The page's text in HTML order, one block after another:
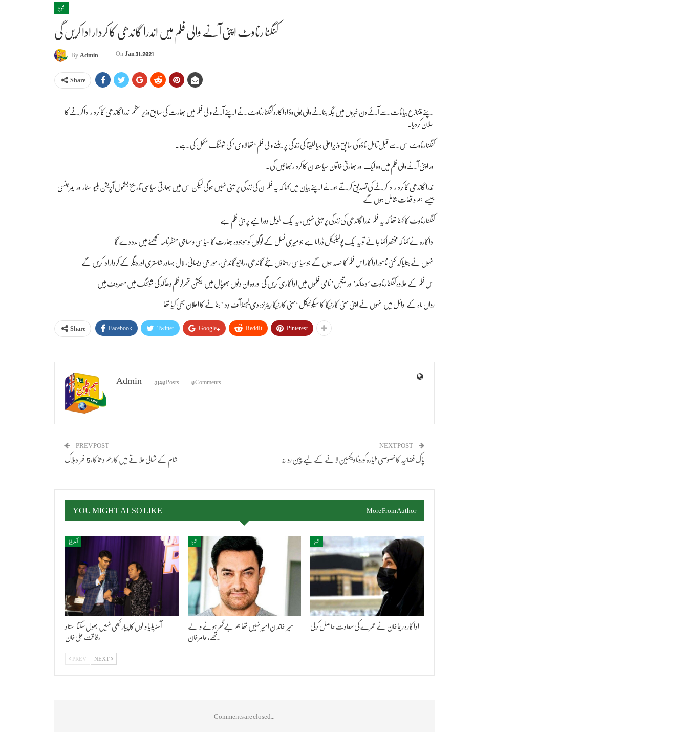
شوبز
کنگنا رناوٹ اپنی آنے والی فلم میں اندرا گاندھی کا کردار ادا کریں گی
ByAdmin OnJan 31, 2021
Share
اپنے متنازع بیانات سے آئے دن خبروں میں جگہ بنانے والی بولی وڈ اداکارہ کنگنا رناوٹ نے اپنے آنے والی فلم میں بھارت کی سابق وزیراعظم اندرا گاندھی کا کردار ادا کرنے کا
اعلان کردیا۔
کنگنا رناوٹ اس سے قبل تامل ناڈو کی سابق وزیراعلیٰ جیا للیتا کی زندگی پر بننے والی فلم ‘تھالاوی’ کی شوٹنگ مکمل کی ہے۔
اور اپنی آنے والی فلم میں وہ ایک اور بھارتی خاتون سیاستدان کا کردار نبھائیں گی۔
اندرا گاندھی کا کردار ادا کرنے کی تصدیق کرتے ہوئے اپنے بیان میں کہا کہ یہ فلم ان کی زندگی پر مبنی نہیں ہوگی لیکن اس میں بھارتی سیاسی تاریخ بشمول آپریشن بلیو اسٹار اور ایمرجنسی
جیسے اہم واقعات شامل ہوں گے۔
کنگنا رناوٹ کا کہنا تھا کہ یہ فلم اندرا گاندھی کی زندگی پر مبنی نہیں، یہ ایک طویل دورانیے پر بنی فلم ہے۔
اداکارہ نے کہا کہ مختصراً کہا جائے تو یہ ایک پولیٹیکل ڈراما ہے جو میری نسل کے لوگوں کو موجودہ بھارت کا سیاسی و سماجی منظرنامہ سمجھنے میں مدد دے گا۔
انہوں نے بتایا کہ کئی نامور اداکار اس فلم کا حصہ ہوں گے جو سیاسی رہنماؤں سنجے گاندھی، راجیو گاندھی، موراجی دیسائی، لال بہادر شاستری اور دیگر کے کردار ادا کریں گے۔
اس فلم کے علاوہ کنگنا رناوت ‘دھاکد’ اور ‘تیجس’ نامی فلموں میں اداکاری کریں گی اور وہ ان دنوں بھوپال میں ایکشن تھرلر فلم دھاکد کی شوٹنگ میں مصروف ہیں۔
رواں ماہ کے اوائل میں انہوں نے اپنی منی کارنیکا کا سیکوئیکل ‘منی کارنیکا ریٹرنز: دی لیجنڈ آف دِدا’ بنانے کا اعلان بھی کیا تھا۔
Share Facebook Twitter Google+ ReddIt Pinterest
Admin 3140 Posts 0 Comments
PREV POST
شام کے شمالی علاقے میں کار بم دھماکا، 5 افراد ہلاک
NEXT POST
پاک فضائیہ کا خصوصی طیارہ کورونا ویکسین لانے کے لیے چین روانہ
YOU MIGHT ALSO LIKE More From Author
آسٹریلیا
آسٹریلیا والوں کا پیار کبھی نہیں بھول سکتا استاد
رفاقت علی خان
شوبز
میرا خاندان امیر نہیں تھا ہم بےگھر ہونے والے
تھے، عامر خان
شوبز
اداکارہ ریما خان نے عمرے کی سعادت حاصل کرلی
PREV NEXT
Comments are closed.